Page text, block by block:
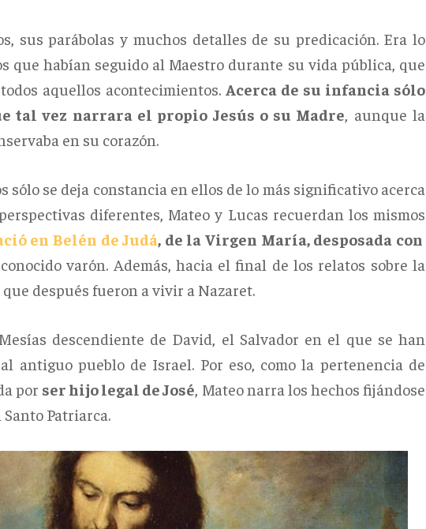
sus parábolas y muchos detalles de su predicación. Era lo
que habían seguido al Maestro durante su vida pública, que
aquellos acontecimientos. Acerca de su infancia sólo
tal vez narrara el propio Jesús o su Madre , aunque la
en su corazón.
sólo se deja constancia en ellos de lo más significativo acerca
diferentes, Mateo y Lucas recuerdan los mismos
en Belén de Judá, de la Virgen María, desposada con
varón. Además, hacia el final de los relatos sobre la
después fueron a vivir a Nazaret.
descendiente de David, el Salvador en el que se han
antiguo pueblo de Israel. Por eso, como la pertenencia de
por ser hijo legal de José , Mateo narra los hechos fijándose
Patriarca.